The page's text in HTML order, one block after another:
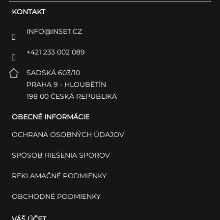
KONTAKT
INFO@INSET.CZ
+421 233 002 089
SADSKÁ 603/10
PRAHA 9 - HLOUBĚTÍN
198 00 ČESKÁ REPUBLIKA
OBECNÉ INFORMÁCIE
OCHRANA OSOBNÝCH ÚDAJOV
SPÔSOB RIEŠENIA SPOROV
REKLAMAČNÉ PODMIENKY
OBCHODNÉ PODMIENKY